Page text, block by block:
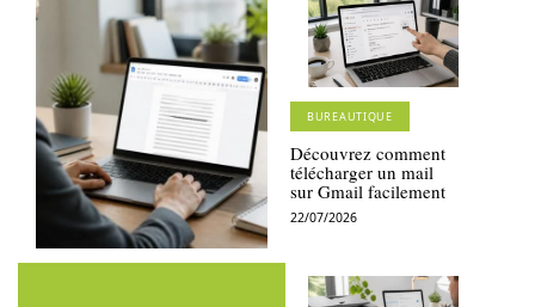
BUREAUTIQUE
Découvrez comment
télécharger un mail
sur Gmail facilement
22/07/2026